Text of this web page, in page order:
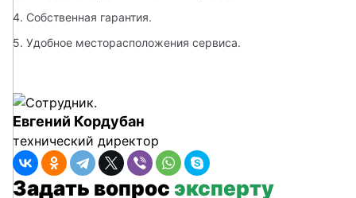
4. Собственная гарантия.
5. Удобное месторасположения сервиса.
Евгений Кордубан
технический директор
Задать вопросэксперту